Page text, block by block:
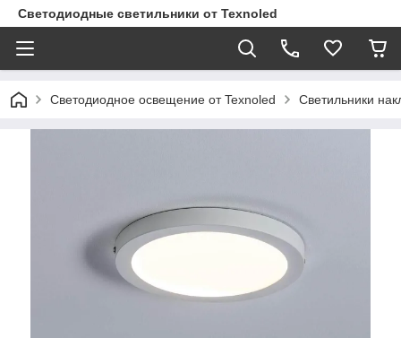
Светодиодные светильники от Texnoled
Светодиодное освещение от Texnoled Светильники